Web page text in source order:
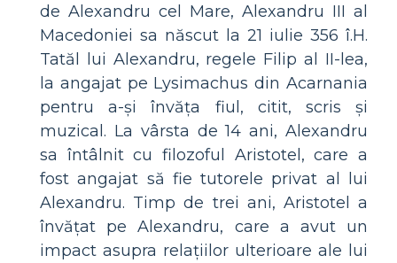
de Alexandru cel Mare, Alexandru III al
Macedoniei sa născut la 21 iulie 356 î.H.
Tatăl lui Alexandru, regele Filip al II-lea,
la angajat pe Lysimachus din Acarnania
pentru a-și învăța fiul, citit, scris și
muzical. La vârsta de 14 ani, Alexandru
sa întâlnit cu filozoful Aristotel, care a
fost angajat să fie tutorele privat al lui
Alexandru. Timp de trei ani, Aristotel a
învățat pe Alexandru, care a avut un
impact asupra relațiilor ulterioare ale lui